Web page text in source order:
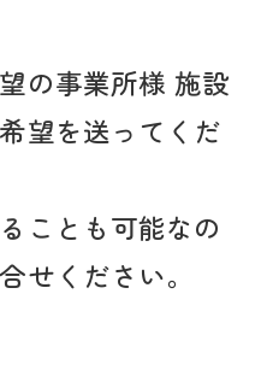
の事業所様 施設
望を送ってくだ
ことも可能なの
せください。